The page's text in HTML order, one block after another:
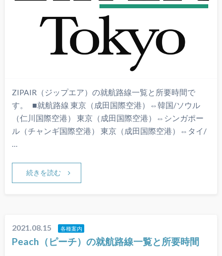
ZIPAIR（ジップエア）の就航路線一覧と所要時間で
す。 ■就航路線 東京（成田国際空港）⇔韓国/ソウル
（仁川国際空港） 東京（成田国際空港）⇔シンガポー
ル（チャンギ国際空港） 東京（成田国際空港）⇔タイ/
…
続きを読む
2021.08.15 各種案内
Peach（ピーチ）の就航路線一覧と所要時間